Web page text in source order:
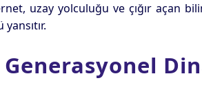
uzay yolculuğu ve çığır açan